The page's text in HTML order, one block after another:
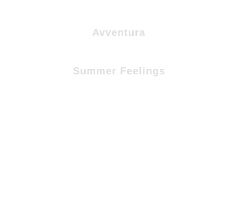
Avventura
Summer Feelings